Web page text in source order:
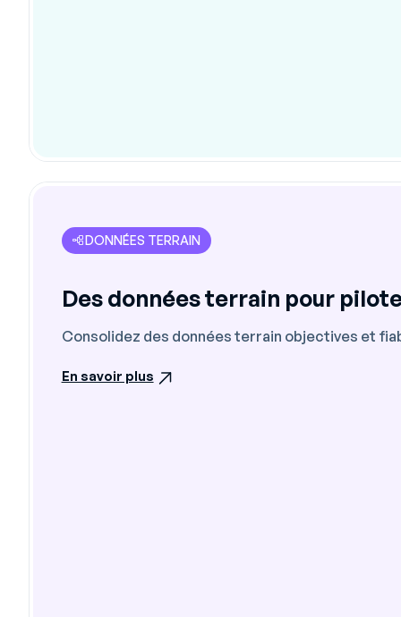
DONNÉES TERRAIN
Des données terrain pour
Consolidez des données terrain objectives et
En savoir plus